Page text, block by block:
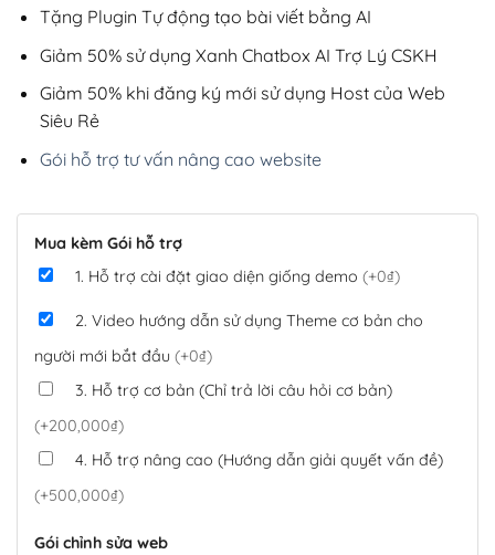
Tặng Plugin Tự động tạo bài viết bằng AI
Giảm 50% sử dụng Xanh Chatbox AI Trợ Lý CSKH
Giảm 50% khi đăng ký mới sử dụng Host của Web
Siêu Rẻ
Gói hỗ trợ tư vấn nâng cao website
Mua kèm Gói hỗ trợ
1. Hỗ trợ cài đặt giao diện giống demo (+0₫)
2. Video hướng dẫn sử dụng Theme cơ bản cho
người mới bắt đầu (+0₫)
3. Hỗ trợ cơ bản (Chỉ trả lời câu hỏi cơ bản)
(+200,000₫)
4. Hỗ trợ nâng cao (Hướng dẫn giải quyết vấn đề)
(+500,000₫)
Gói chỉnh sửa web